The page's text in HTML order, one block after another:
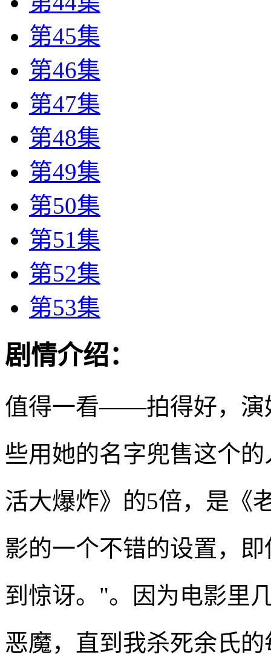
第45集
第46集
第47集
第48集
第49集
第50集
第51集
第52集
第53集
剧情介绍：
值得一看——拍得好，
些用她的名字兜售这个
活大爆炸》的5倍，是《
影的一个不错的设置，
到惊讶。"。因为电影里
恶魔，直到我杀死余氏